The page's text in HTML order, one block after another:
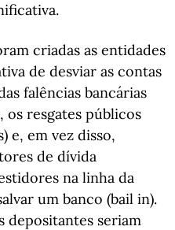
criadas as entidades
de desviar as contas
falências bancárias
resgates públicos
e, em vez disso,
de dívida
na linha da
um banco (bail in).
depositantes seriam